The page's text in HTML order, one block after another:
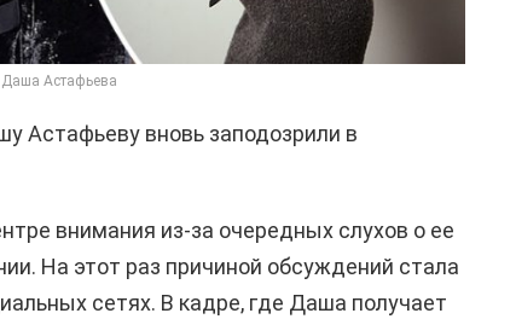
Даша Астафьева
Астафьеву вновь заподозрили в
внимания из-за очередных слухов о ее
На этот раз причиной обсуждений стала
сетях. В кадре, где Даша получает